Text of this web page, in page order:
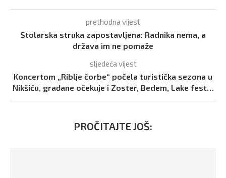
prethodna vijest
Stolarska struka zapostavljena: Radnika nema, a
država im ne pomaže
sljedeća vijest
Koncertom „Riblje čorbe“ počela turistička sezona u
Nikšiću, građane očekuje i Zoster, Bedem, Lake fest…
PROČITAJTE JOŠ: